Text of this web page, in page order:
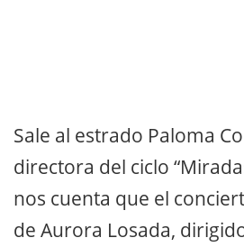
Sale al estrado Paloma
directora del ciclo
nos cuenta que el
de Aurora Losada,